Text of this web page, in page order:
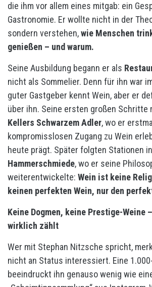
die ihm vor allem eines mitgab: ein
Gastronomie. Er wollte nicht in der
sondern verstehen,wie Menschen
genießen – und warum.
Seine Ausbildung begann er als
nicht als Sommelier. Denn für ihn war
guter Gastgeber kennt Wein, aber er
über ihn. Seine ersten großen Schritte
Kellers Schwarzem Adler, wo er
kompromisslosen Zugang zu Wein
heute prägt. Später folgten Stationen
Hammerschmiede, wo er seine
weiterentwickelte: Wein ist keine
keinen perfekten Wein, nur den
Keine Dogmen, keine Prestige-Weine
wirklich zählt
Wer mit Stephan Nitzsche spricht,
nicht an Status interessiert. Eine
beeindruckt ihn genauso wenig wie